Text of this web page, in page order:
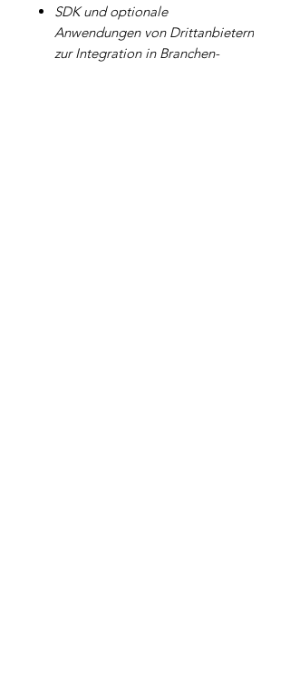
SDK und optionale
Anwendungen von Drittanbietern
zur Integration in Branchen-